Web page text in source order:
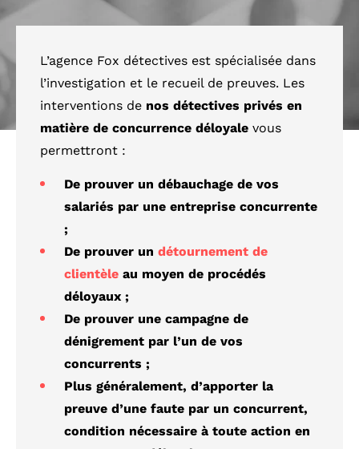
L’agence Fox détectives est spécialisée dans
l’investigation et le recueil de preuves. Les
interventions de nos détectives privés en
matière de concurrence déloyale vous
permettront :
De prouver un débauchage de vos
salariés par une entreprise concurrente
;
De prouver un détournement de
clientèle au moyen de procédés
déloyaux ;
De prouver une campagne de
dénigrement par l’un de vos
concurrents ;
Plus généralement, d’apporter la
preuve d’une faute par un concurrent,
condition nécessaire à toute action en